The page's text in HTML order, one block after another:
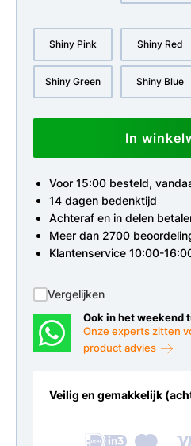
Shiny Pink Shiny Red
Shiny Green Shiny Blue
In
Voor 15:00 besteld,
14 dagen bedenktijd
Achteraf en in delen
Meer dan 2700
Klantenservice 10:00-
Vergelijken
Ook in het weekend
Onze experts zitten
product advies
Veilig en gemakkelijk